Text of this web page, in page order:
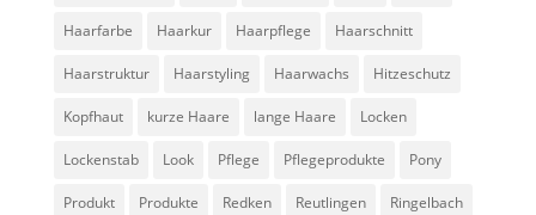
Haarfarbe Haarkur Haarpflege Haarschnitt
Haarstruktur Haarstyling Haarwachs Hitzeschutz
Kopfhaut kurze Haare lange Haare Locken
Lockenstab Look Pflege Pflegeprodukte Pony
Produkt Produkte Redken Reutlingen Ringelbach